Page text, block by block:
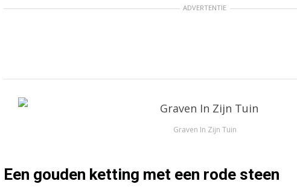
ADVERTENTIE
Graven In Zijn Tuin
Een gouden ketting met een rode steen